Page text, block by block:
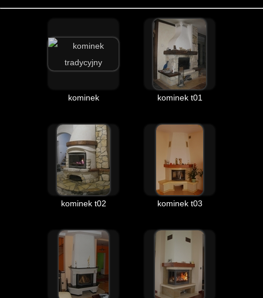
kominek kominek t01
kominek t02 kominek t03